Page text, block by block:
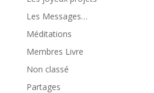
Les Messages…
Méditations
Membres Livre
Non classé
Partages